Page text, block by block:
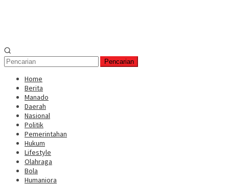
Pencarian
Home
Berita
Manado
Daerah
Nasional
Politik
Pemerintahan
Hukum
Lifestyle
Olahraga
Bola
Humaniora